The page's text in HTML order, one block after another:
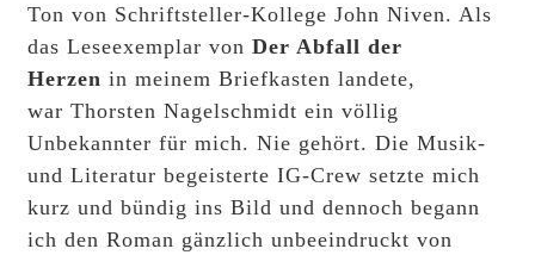
Ton von Schriftsteller-Kollege John Niven. Als
das Leseexemplar von Der Abfall der
Herzen in meinem Briefkasten landete,
war Thorsten Nagelschmidt ein völlig
Unbekannter für mich. Nie gehört. Die Musik-
und Literatur begeisterte IG-Crew setzte mich
kurz und bündig ins Bild und dennoch begann
ich den Roman gänzlich unbeeindruckt von